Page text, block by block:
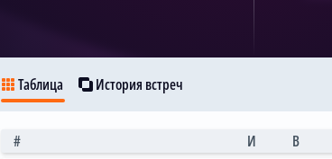
Таблица История встреч
# И В